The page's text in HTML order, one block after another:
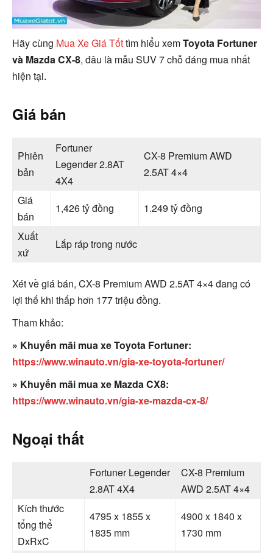
Hãy cùng Mua Xe Giá Tốttìm hiểu xemToyota Fortuner
và Mazda CX-8, đâu là mẫu SUV 7 chỗ đáng mua nhất
hiện tại.
Giá bán
Phiên
bản
Fortuner
Legender 2.8AT
4X4
CX-8 Premium AWD
2.5AT 4×4
Giá
bán
1,426 tỷ đồng
1.249 tỷ đồng
Xuất
xứ
Lắp ráp trong nước
Xét về giá bán, CX-8 Premium AWD 2.5AT 4×4 đang có
lợi thế khi thấp hơn 177 triệu đồng.
Tham khảo:
» Khuyến mãi mua xe Toyota Fortuner:
https://www.winauto.vn/gia-xe-toyota-fortuner/
» Khuyến mãi mua xe Mazda CX8:
https://www.winauto.vn/gia-xe-mazda-cx-8/
Ngoại thất
Fortuner Legender
2.8AT 4X4
CX-8 Premium
AWD 2.5AT 4×4
Kích thước
tổng thể
DxRxC
4795 x 1855 x
1835 mm
4900 x 1840 x
1730 mm